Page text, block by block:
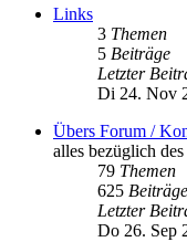
Links
3 Themen
5 Beiträge
Letzter
Di 24. Nov
Übers Forum /
alles bezüglich
79 Themen
625 Beiträge
Letzter
Do 26. Sep